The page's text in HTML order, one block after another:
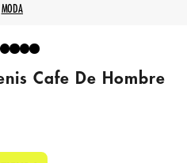
MODA
Cafe De Hombre